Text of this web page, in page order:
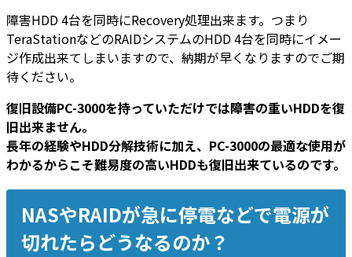
障害HDD 4台を同時にRecovery処理出来ます。つまり
TeraStationなどのRAIDシステムのHDD 4台を同時にイメー
ジ作成出来てしまいますので、納期が早くなりますのでご期
待ください。
復旧設備PC-3000を持っていただけでは障害の重いHDDを復
旧出来ません。
長年の経験やHDD分解技術に加え、PC-3000の最適な使用が
わかるからこそ難易度の高いHDDも復旧出来ているのです。
NASやRAIDが急に停電などで電源が
切れたらどうなるのか？